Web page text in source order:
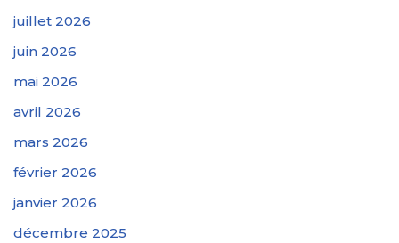
juillet 2026
juin 2026
mai 2026
avril 2026
mars 2026
février 2026
janvier 2026
décembre 2025